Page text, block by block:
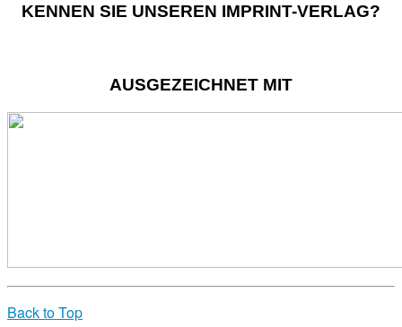
KENNEN SIE UNSEREN IMPRINT-VERLAG?
AUSGEZEICHNET MIT
Back to Top